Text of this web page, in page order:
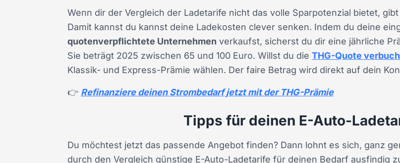
Wenn dir der Vergleich der Ladetarife nicht das volle Sparpotenzial bietet,
Damit kannst du kannst deine Ladekosten clever senken. Indem du deine
quotenverpflichtete Unternehmen verkaufst, sicherst du dir eine jährliche
Sie beträgt 2025 zwischen 65 und 100 Euro. Willst du die THG-Quote
Klassik- und Express-Prämie wählen. Der faire Betrag wird direkt auf dein
👉 Refinanziere deinen Strombedarf jetzt mit der THG-Prämie
Tipps für deinen E-Auto-
Du möchtest jetzt das passende Angebot finden? Dann lohnt es sich, ganz
durch den Vergleich günstige E-Auto-Ladetarife für deinen Bedarf ausfindig